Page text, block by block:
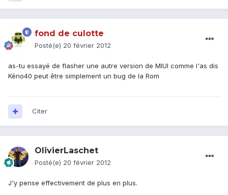
fond de culotte
Posté(e) 20 février 2012
as-tu essayé de flasher une autre version de MIUI comme l'as dis
Kéno40 peut être simplement un bug de la Rom
Citer
OlivierLaschet
Posté(e) 20 février 2012
J'y pense effectivement de plus en plus.